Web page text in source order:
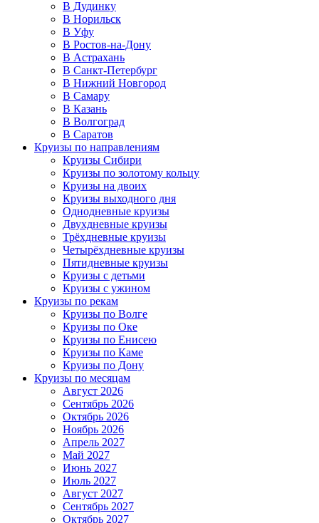
В Дудинку
В Норильск
В Уфу
В Ростов-на-Дону
В Астрахань
В Санкт-Петербург
В Нижний Новгород
В Самару
В Казань
В Волгоград
В Саратов
Круизы по направлениям
Круизы Сибири
Круизы по золотому кольцу
Круизы на двоих
Круизы выходного дня
Однодневные круизы
Двухдневные круизы
Трёхдневные круизы
Четырёхдневные круизы
Пятидневные круизы
Круизы с детьми
Круизы с ужином
Круизы по рекам
Круизы по Волге
Круизы по Оке
Круизы по Енисею
Круизы по Каме
Круизы по Дону
Круизы по месяцам
Август 2026
Сентябрь 2026
Октябрь 2026
Ноябрь 2026
Апрель 2027
Май 2027
Июнь 2027
Июль 2027
Август 2027
Сентябрь 2027
Октябрь 2027